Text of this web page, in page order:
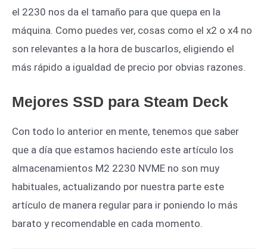
el 2230 nos da el tamaño para que quepa en la
máquina. Como puedes ver, cosas como el x2 o x4 no
son relevantes a la hora de buscarlos, eligiendo el
más rápido a igualdad de precio por obvias razones.
Mejores SSD para Steam Deck
Con todo lo anterior en mente, tenemos que saber
que a día que estamos haciendo este artículo los
almacenamientos M2 2230 NVME no son muy
habituales, actualizando por nuestra parte este
artículo de manera regular para ir poniendo lo más
barato y recomendable en cada momento.